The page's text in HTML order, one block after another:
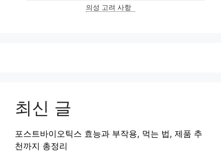
의성 고려 사항
최신 글
포스트바이오틱스 효능과 부작용, 먹는 법, 제품 추
천까지 총정리